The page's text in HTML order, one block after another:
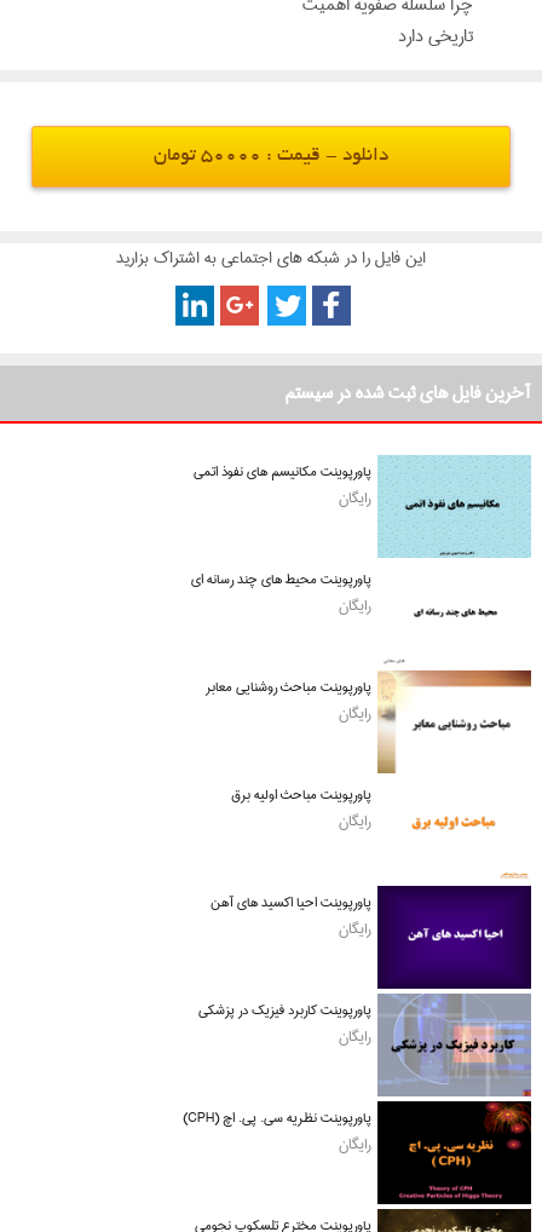
تاریخی دارد
دانلود - قیمت : 50000 تومان
این فایل را در شبکه های اجتماعی به اشتراک بزارید
آخرین فایل های ثبت شده در سیستم
پاورپوینت مکانیسم های نفوذ اتمی
رایگان
پاورپوینت محیط های چند رسانه ای
رایگان
پاورپوینت مباحث روشنایی معابر
رایگان
پاورپوینت مباحث اولیه برق
رایگان
پاورپوینت احیا اکسید های آهن
رایگان
پاورپوینت کاربرد فیزیک در پزشکی
رایگان
پاورپوینت نظریه سی. پی. اچ (CPH)
رایگان
پاورپوینت مخترع تلسکوپ نجومی